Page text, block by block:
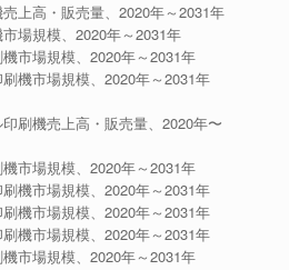
高・販売量、2020年～2031年
場規模、2020年～2031年
場規模、2020年～2031年
市場規模、2020年～2031年
機売上高・販売量、2020年〜
場規模、2020年～2031年
市場規模、2020年～2031年
市場規模、2020年～2031年
市場規模、2020年～2031年
場規模、2020年～2031年